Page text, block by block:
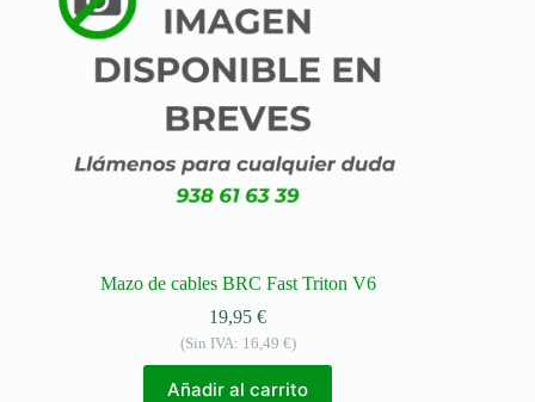
Mazo de cables BRC Fast Triton V6
19,95€
(Sin IVA: 16,49 €)
Añadir al carrito